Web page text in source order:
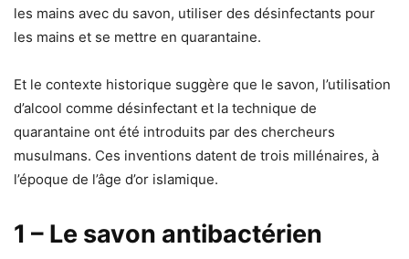
les mains avec du savon, utiliser des désinfectants pour
les mains et se mettre en quarantaine.
Et le contexte historique suggère que le savon, l’utilisation
d’alcool comme désinfectant et la technique de
quarantaine ont été introduits par des chercheurs
musulmans. Ces inventions datent de trois millénaires, à
l’époque de l’âge d’or islamique.
1 – Le savon antibactérien